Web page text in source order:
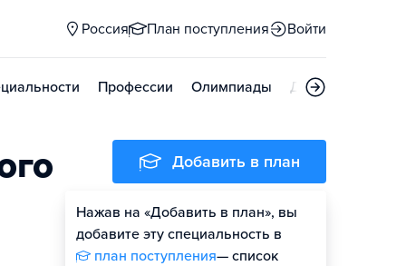
Россия План поступления Войти
Профессии Олимпиады Дни открытых
Добавить в план
Нажав на «Добавить в план», вы
добавите эту специальность в
план поступления— список